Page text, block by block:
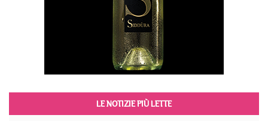
LE NOTIZIE PIÙ LETTE